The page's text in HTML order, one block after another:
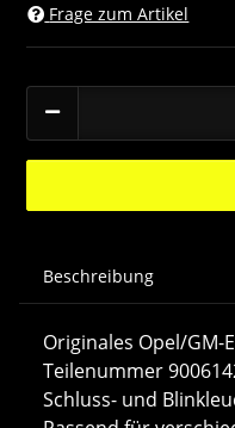
Frage zum Artikel
Beschreibung
Originales Opel/
Teilenummer
Schluss- und